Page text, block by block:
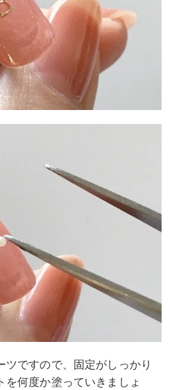
ですので、固定がしっかり
何度か塗っていきましょ